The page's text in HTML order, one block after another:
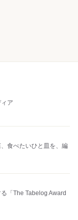
ア
食べたいひと皿を、編
「The Tabelog Award